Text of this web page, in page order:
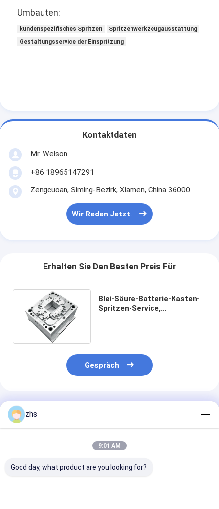
Umbauten:
kundenspezifisches Spritzen
Spritzenwerkzeugausstattung
Gestaltungsservice der Einspritzung
Kontaktdaten
Mr. Welson
+86 18965147291
Zengcuoan, Siming-Bezirk, Xiamen, China 36000
Wir Reden Jetzt.
Erhalten Sie Den Besten Preis Für
Blei-Säure-Batterie-Kasten-
Spritzen-Service,
Gespräch
Empfohlene Produkte
zhs
9:01 AM
Good day, what product are you looking for?